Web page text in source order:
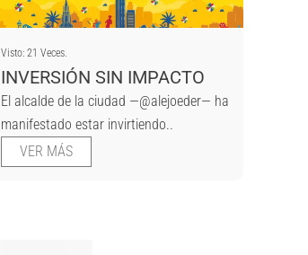
Visto: 21 Veces.
INVERSIÓN SIN IMPACTO
El alcalde de la ciudad —@alejoeder— ha
manifestado estar invirtiendo..
VER MÁS